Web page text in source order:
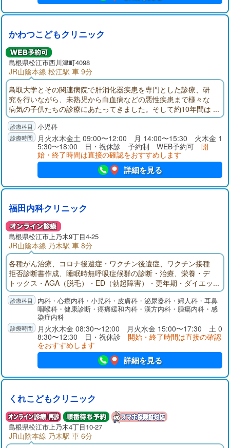
かわつこどもクリニック
島根県松江市西川津町4098
JR山陰本線 松江駅 車 9分
鳥取大学とその関連病院で肝消化器疾患を専門とした診療、研
究を行いながら、未熟児から白血病などの悪性疾患まで様々な
病気の子供たちの診療にあたってきました。そして約10年間は
松江市立病院で一般小児科外来、入院、小児救急、新生児診療
などを行ってきました。病院勤務の経験をもとに，こどもたち
にとってより良い医療を提供できるよう努力していきたいと思
小児科
月火水木金土 09:00〜12:00 月 14:00〜15:30 火木金 1
5:30〜18:00 日・祝休診 予約制 WEB予約可 開
始・終了時間は直接の確認をおすすめします
詳細を見る
福田内科クリニック
島根県松江市上乃木9丁目4-25
JR山陰本線 乃木駅 車 8分
各種がん治療、コロナ後遺症・ワクチン後遺症、ワクチン接種
拒否診断書作成、睡眠時無呼吸症候群の診断・治療、栄養・デ
トックス・AGA（脱毛）・ED（勃起障害）・更年期・ダイエッ
ト・再生医療等をオンライン・外来にて相談させていただいて
おります。内科・心療内科・小児科・皮膚科・泌尿器科・婦人科・耳鼻
咽喉科・健康診断・疼痛緩和内科・漢方内科・腫瘍内科・感
染症内科
月火水木金 08:30〜12:00 月火水金 15:00〜17:30 土 0
8:30〜12:30 日・祝休診 開始・終了時間は直接の確認
をおすすめします
詳細を見る
くれこどもクリニック
島根県松江市上乃木4丁目10-27
JR山陰本線 乃木駅 車 6分